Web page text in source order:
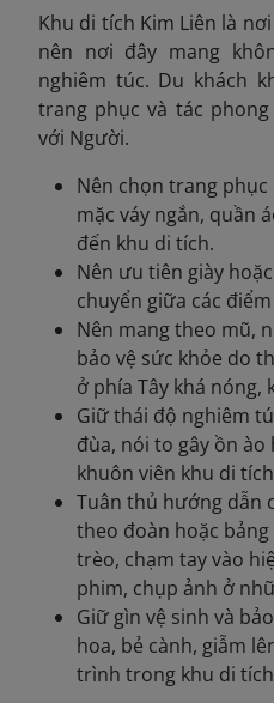
Khu di tích Kim Liên là
nên nơi đây mang
nghiêm túc. Du khách
trang phục và tác
với Người.
Nên chọn trang
mặc váy ngắn, quần
đến khu di tích.
Nên ưu tiên giày
chuyển giữa các
Nên mang theo mũ,
bảo vệ sức khỏe do
ở phía Tây khá nóng,
Giữ thái độ nghiêm
đùa, nói to gây ồn
khuôn viên khu di
Tuân thủ hướng dẫn
theo đoàn hoặc
trèo, chạm tay vào
phim, chụp ảnh ở
Giữ gìn vệ sinh và
hoa, bẻ cành, giẫm
trình trong khu di